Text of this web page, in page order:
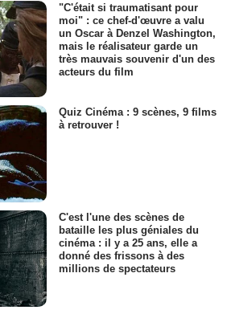
"C'était si traumatisant pour
moi" : ce chef-d'œuvre a valu
un Oscar à Denzel Washington,
mais le réalisateur garde un
très mauvais souvenir d'un des
acteurs du film
Quiz Cinéma : 9 scènes, 9 films
à retrouver !
C'est l'une des scènes de
bataille les plus géniales du
cinéma : il y a 25 ans, elle a
donné des frissons à des
millions de spectateurs